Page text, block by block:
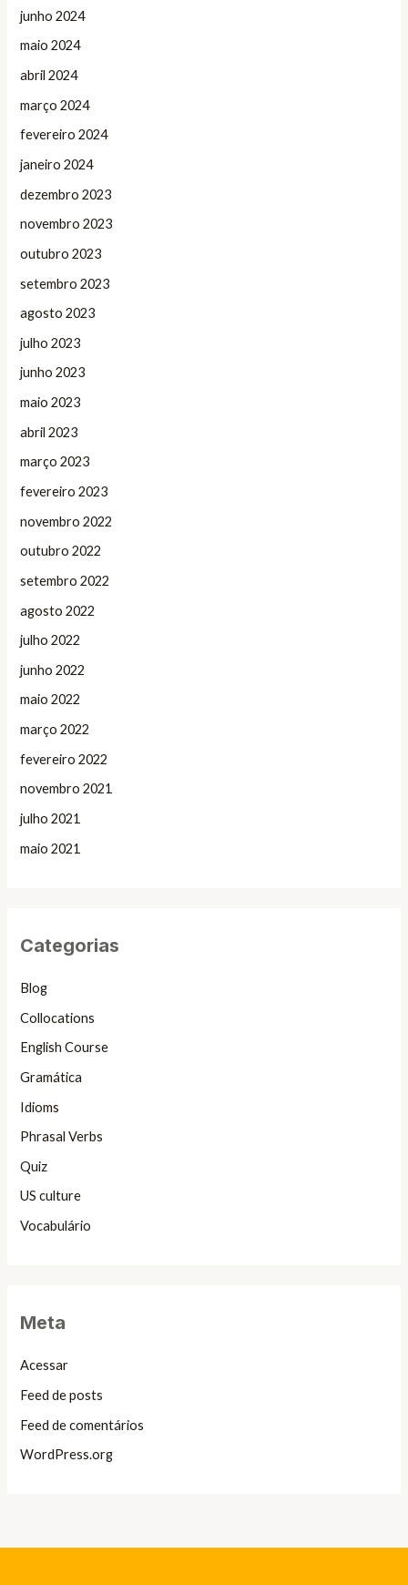
junho 2024
maio 2024
abril 2024
março 2024
fevereiro 2024
janeiro 2024
dezembro 2023
novembro 2023
outubro 2023
setembro 2023
agosto 2023
julho 2023
junho 2023
maio 2023
abril 2023
março 2023
fevereiro 2023
novembro 2022
outubro 2022
setembro 2022
agosto 2022
julho 2022
junho 2022
maio 2022
março 2022
fevereiro 2022
novembro 2021
julho 2021
maio 2021
Categorias
Blog
Collocations
English Course
Gramática
Idioms
Phrasal Verbs
Quiz
US culture
Vocabulário
Meta
Acessar
Feed de posts
Feed de comentários
WordPress.org